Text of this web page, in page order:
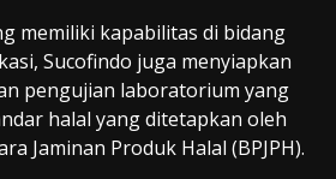
memiliki kapabilitas di bidang
Sucofindo juga menyiapkan
pengujian laboratorium yang
halal yang ditetapkan oleh
Jaminan Produk Halal (BPJPH).